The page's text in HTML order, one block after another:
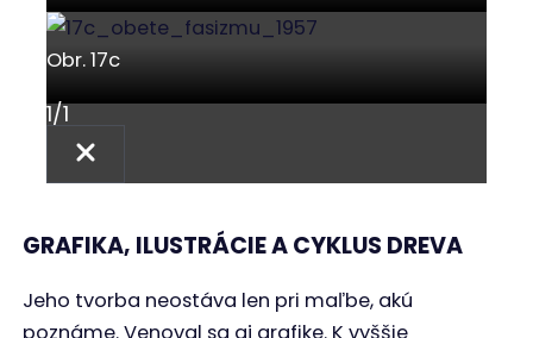
Obr. 17c
1/1
GRAFIKA, ILUSTRÁCIE A CYKLUS DREVA
Jeho tvorba neostáva len pri maľbe, akú